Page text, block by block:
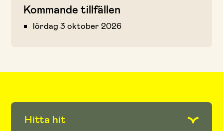
Kommande tillfällen
lördag 3 oktober 2026
Hitta hit